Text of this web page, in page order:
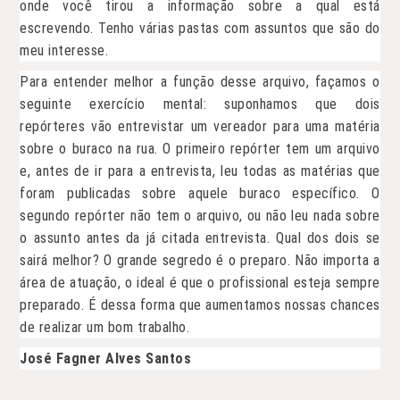
onde você tirou a informação sobre a qual está
escrevendo. Tenho várias pastas com assuntos que são do
meu interesse.
Para entender melhor a função desse arquivo, façamos o
seguinte exercício mental: suponhamos que dois
repórteres vão entrevistar um vereador para uma matéria
sobre o buraco na rua. O primeiro repórter tem um arquivo
e, antes de ir para a entrevista, leu todas as matérias que
foram publicadas sobre aquele buraco específico. O
segundo repórter não tem o arquivo, ou não leu nada sobre
o assunto antes da já citada entrevista. Qual dos dois se
sairá melhor? O grande segredo é o preparo. Não importa a
área de atuação, o ideal é que o profissional esteja sempre
preparado. É dessa forma que aumentamos nossas chances
de realizar um bom trabalho.
José Fagner Alves Santos